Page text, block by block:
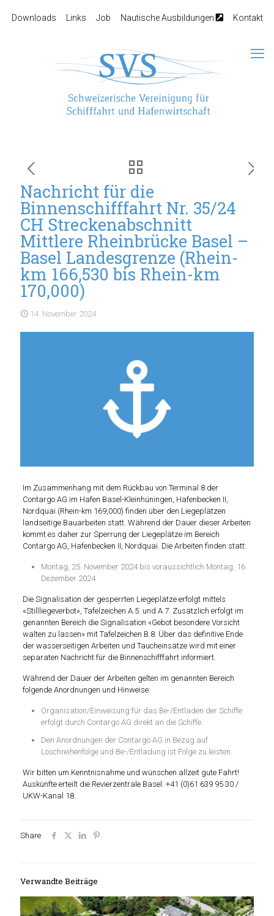
Downloads Links Job Nautische Ausbildungen Kontakt
Nachricht für die
Binnenschifffahrt Nr. 35/24
CH Streckenabschnitt
Mittlere Rheinbrücke Basel –
Basel Landesgrenze (Rhein-
km 166,530 bis Rhein-km
170,000)
14. November 2024
Im Zusammenhang mit dem Rückbau von Terminal 8 der
Contargo AG im Hafen Basel-Kleinhüningen, Hafenbecken II,
Nordquai (Rhein-km 169,000) finden über den Liegeplätzen
landseitige Bauarbeiten statt. Während der Dauer dieser Arbeiten
kommt es daher zur Sperrung der Liegeplätze im Bereich
Contargo AG, Hafenbecken II, Nordquai. Die Arbeiten finden statt:
Montag, 25. November 2024 bis voraussichtlich Montag, 16.
Dezember 2024
Die Signalisation der gesperrten Liegeplätze erfolgt mittels
«Stillliegeverbot», Tafelzeichen A.5. und A.7. Zusätzlich erfolgt im
genannten Bereich die Signalisation «Gebot besondere Vorsicht
walten zu lassen» mit Tafelzeichen B.8. Über das definitive Ende
der wasserseitigen Arbeiten und Taucheinsätze wird mit einer
separaten Nachricht für die Binnenschifffahrt informiert.
Während der Dauer der Arbeiten gelten im genannten Bereich
folgende Anordnungen und Hinweise:
Organisation/Einweisung für das Be-/Entladen der Schiffe
erfolgt durch Contargo AG direkt an die Schiffe.
Den Anordnungen der Contargo AG in Bezug auf
Löschreihenfolge und Be-/Entladung ist Folge zu leisten.
Wir bitten um Kenntnisnahme und wünschen allzeit gute Fahrt!
Auskünfte erteilt die Revierzentrale Basel: +41 (0)61 639 95 30 /
UKW-Kanal 18.
Share
Verwandte Beiträge